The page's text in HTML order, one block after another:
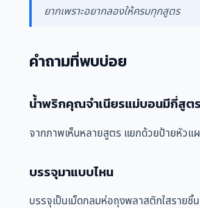
ยากเพราะอยากลองให้ครบทุกสูตร
คำถามที่พบบ่อย
น้ำพริกคุณจำเนียรแม่บอนมีกี่สูตร
จากภาพเห็นหลายสูตร แยกด้วยป้ายหัว
บรรจุมาแบบไหน
บรรจุเป็นเม็ดกลมห่อถุงพลาสติกใสราย